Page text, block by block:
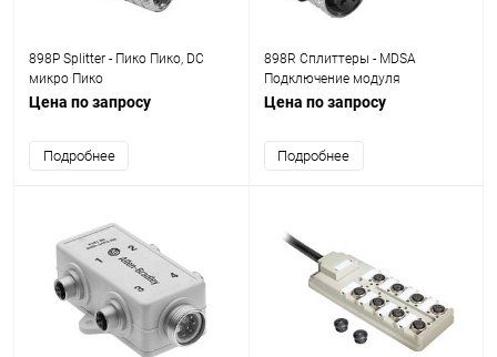
898Р Splitter - Пико Пико, DC
микро Пико
Цена по запросу
Подробнее
898R Сплиттеры - MDSA
Подключение модуля
Цена по запросу
Подробнее